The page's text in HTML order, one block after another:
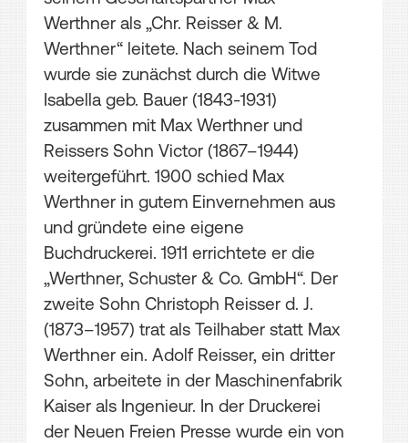
Werthner als „Chr. Reisser & M.
Werthner“ leitete. Nach seinem Tod
wurde sie zunächst durch die Witwe
Isabella geb. Bauer (1843-1931)
zusammen mit Max Werthner und
Reissers Sohn Victor (1867–1944)
weitergeführt. 1900 schied Max
Werthner in gutem Einvernehmen aus
und gründete eine eigene
Buchdruckerei. 1911 errichtete er die
„Werthner, Schuster & Co. GmbH“. Der
zweite Sohn Christoph Reisser d. J.
(1873–1957) trat als Teilhaber statt Max
Werthner ein. Adolf Reisser, ein dritter
Sohn, arbeitete in der Maschinenfabrik
Kaiser als Ingenieur. In der Druckerei
der Neuen Freien Presse wurde ein von